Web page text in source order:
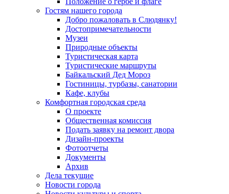
Гостям нашего города
Добро пожаловать в Слюдянку!
Достопримечательности
Музеи
Природные объекты
Туристическая карта
Туристические маршруты
Байкальский Дед Мороз
Гостиницы, турбазы, санатории
Кафе, клубы
Комфортная городская среда
О проекте
Общественная комиссия
Подать заявку на ремонт двора
Дизайн-проекты
Фотоотчеты
Документы
Архив
Дела текущие
Новости города